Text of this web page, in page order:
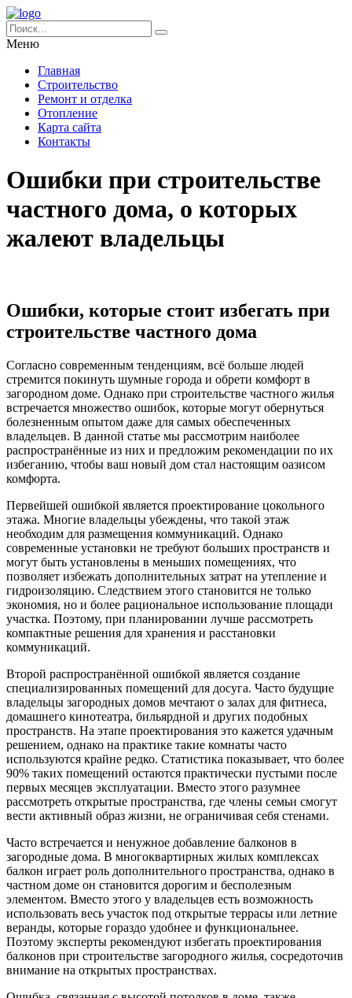
Меню
Главная
Строительство
Ремонт и отделка
Отопление
Карта сайта
Контакты
Ошибки при строительстве
частного дома, о которых
жалеют владельцы
Ошибки, которые стоит избегать при
строительстве частного дома
Согласно современным тенденциям, всё больше людей
стремится покинуть шумные города и обрети комфорт в
загородном доме. Однако при строительстве частного жилья
встречается множество ошибок, которые могут обернуться
болезненным опытом даже для самых обеспеченных
владельцев. В данной статье мы рассмотрим наиболее
распространённые из них и предложим рекомендации по их
избеганию, чтобы ваш новый дом стал настоящим оазисом
комфорта.
Первейшей ошибкой является проектирование цокольного
этажа. Многие владельцы убеждены, что такой этаж
необходим для размещения коммуникаций. Однако
современные установки не требуют больших пространств и
могут быть установлены в меньших помещениях, что
позволяет избежать дополнительных затрат на утепление и
гидроизоляцию. Следствием этого становится не только
экономия, но и более рациональное использование площади
участка. Поэтому, при планировании лучше рассмотреть
компактные решения для хранения и расстановки
коммуникаций.
Второй распространённой ошибкой является создание
специализированных помещений для досуга. Часто будущие
владельцы загородных домов мечтают о залах для фитнеса,
домашнего кинотеатра, бильярдной и других подобных
пространств. На этапе проектирования это кажется удачным
решением, однако на практике такие комнаты часто
используются крайне редко. Статистика показывает, что более
90% таких помещений остаются практически пустыми после
первых месяцев эксплуатации. Вместо этого разумнее
рассмотреть открытые пространства, где члены семьи смогут
вести активный образ жизни, не ограничивая себя стенами.
Часто встречается и ненужное добавление балконов в
загородные дома. В многоквартирных жилых комплексах
балкон играет роль дополнительного пространства, однако в
частном доме он становится дорогим и бесполезным
элементом. Вместо этого у владельцев есть возможность
использовать весь участок под открытые террасы или летние
веранды, которые гораздо удобнее и функциональнее.
Поэтому эксперты рекомендуют избегать проектирования
балконов при строительстве загородного жилья, сосредоточив
внимание на открытых пространствах.